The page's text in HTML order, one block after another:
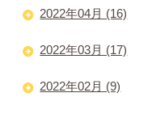
2022年04月 (16)
2022年03月 (17)
2022年02月 (9)